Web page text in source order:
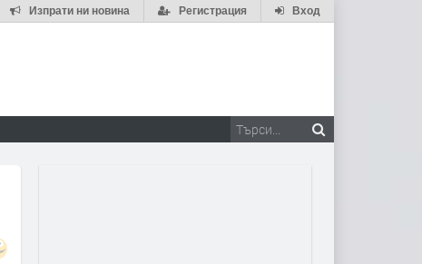
Вход
Регистрация
Изпрати ни новина